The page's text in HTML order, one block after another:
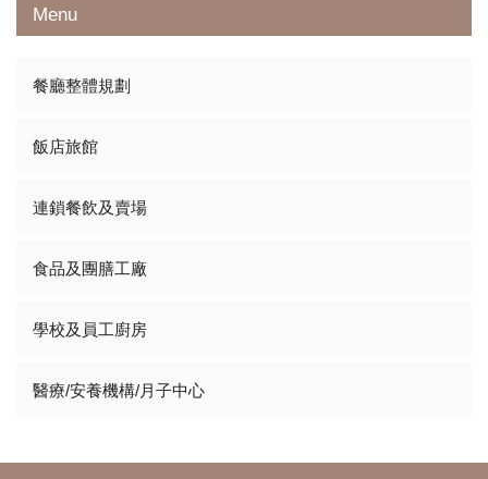
Menu
餐廳整體規劃
飯店旅館
連鎖餐飲及賣場
食品及團膳工廠
學校及員工廚房
醫療/安養機構/月子中心